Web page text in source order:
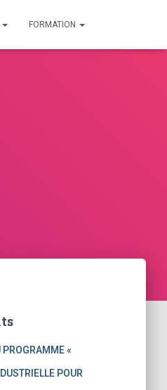
FORMATION
«
POUR